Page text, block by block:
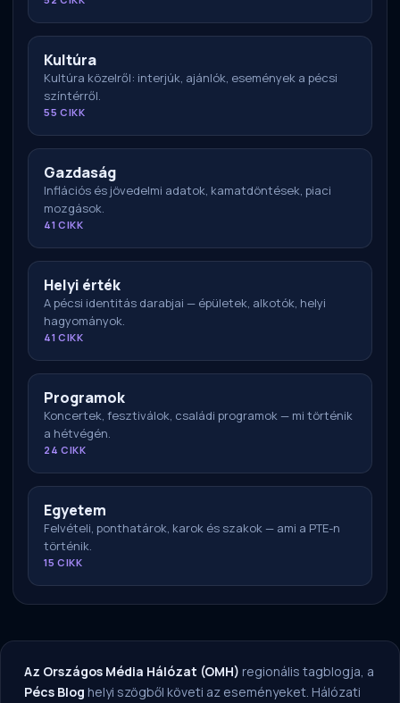
Kultúra
Kultúra közelről: interjúk, ajánlók, események a pécsi
színtérről.
55 CIKK
Gazdaság
Inflációs és jövedelmi adatok, kamatdöntések, piaci
mozgások.
41 CIKK
Helyi érték
A pécsi identitás darabjai — épületek, alkotók, helyi
hagyományok.
41 CIKK
Programok
Koncertek, fesztiválok, családi programok — mi történik
a hétvégén.
24 CIKK
Egyetem
Felvételi, ponthatárok, karok és szakok — ami a PTE-n
történik.
15 CIKK
Az Országos Média Hálózat (OMH) regionális tagblogja, a
Pécs Blog helyi szögből követi az eseményeket. Hálózati